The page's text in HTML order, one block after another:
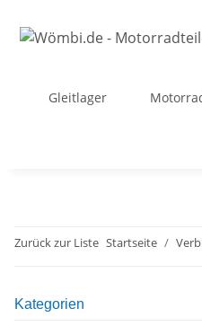
Gleitlager
Zurück zur Liste Startseite
Kategorien